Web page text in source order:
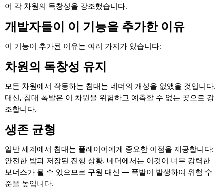
어 각 차원의 독창성을 강조했습니다.
개발자들이 이 기능을 추가한 이유
이 기능이 추가된 이유는 여러 가지가 있습니다:
차원의 독창성 유지
모든 차원에서 작동하는 침대는 네더의 개성을 없앴을 것입니다.
대신, 침대 폭발은 이 차원을 위험하고 예측할 수 없는 곳으로 강
조합니다.
생존 균형
일반 세계에서 침대는 플레이어에게 중요한 이점을 제공합니다:
안전한 밤과 저장된 진행 상황. 네더에서는 이것이 너무 강력한
보너스가 될 수 있으므로 구원 대신 — 폭발이 발생하여 위험 수
준을 높입니다.